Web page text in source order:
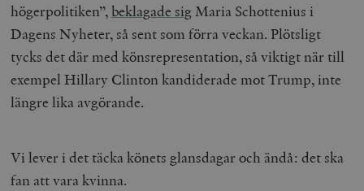
högerpolitiken”, beklagade sigMaria Schottenius i
Dagens Nyheter, så sent som förra veckan. Plötsligt
tycks det där med könsrepresentation, så viktigt när till
exempel Hillary Clinton kandiderade mot Trump, inte
längre lika avgörande.
Vi lever i det täcka könets glansdagar och ändå: det ska
fan att vara kvinna.